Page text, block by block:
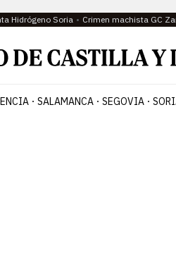
Hidrógeno Soria Crimen machista GC
SALAMANCA SEGOVIA